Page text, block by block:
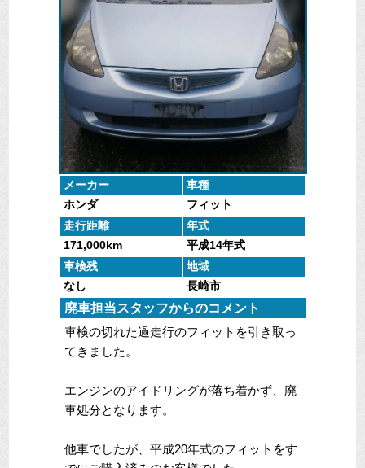
メーカー
車種
ホンダ
フィット
走行距離
年式
171,000km
平成14年式
車検残
地域
なし
長崎市
廃車担当スタッフからのコメント
車検の切れた過走行のフィットを引き取っ
てきました。
エンジンのアイドリングが落ち着かず、廃
車処分となります。
他車でしたが、平成20年式のフィットをす